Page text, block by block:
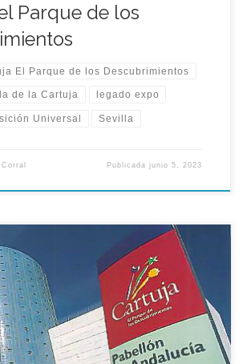
Parque de los
El Parque de los Descubrimientos
de la Cartuja legado expo
Universal Sevilla
Publicadajunio 5, 2023
se constituyó el consejo de administración
gestionó el primer parque temático de la
con Cartuja, el Parque de los
Consejo de Administración de Partecsa, la
aquellas dos temporadas del primer